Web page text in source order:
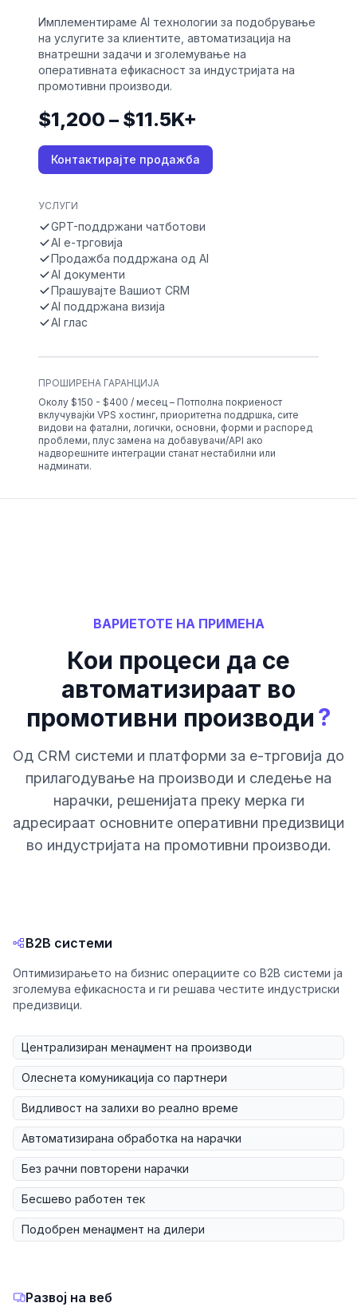
Имплементираме AI технологии за подобрување
на услугите за клиентите, автоматизација на
внатрешни задачи и зголемување на
оперативната ефикасност за индустријата на
промотивни производи.
$1,200 – $11.5K+
Контактирајте продажба
УСЛУГИ
GPT-поддржани чатботови
AI е-трговија
Продажба поддржана од AI
AI документи
Прашувајте Вашиот CRM
AI поддржана визија
AI глас
ПРОШИРЕНА ГАРАНЦИЈА
Околу $150 - $400 / месец – Потполна покриеност
вклучувајќи VPS хостинг, приоритетна поддршка, сите
видови на фатални, логички, основни, форми и распоред
проблеми, плус замена на добавувачи/API ако
надворешните интеграции станат нестабилни или
надминати.
ВАРИЕТОТЕ НА ПРИМЕНА
Кои процеси да се
автоматизираат во
промотивни производи?
Од CRM системи и платформи за е-трговија до
прилагодување на производи и следење на
нарачки, решенијата преку мерка ги
адресираат основните оперативни предизвици
во индустријата на промотивни производи.
B2B системи
Оптимизирањето на бизнис операциите со B2B системи ја
зголемува ефикасноста и ги решава честите индустриски
предизвици.
Централизиран менаџмент на производи
Олеснета комуникација со партнери
Видливост на залихи во реално време
Автоматизирана обработка на нарачки
Без рачни повторени нарачки
Бесшево работен тек
Подобрен менаџмент на дилери
Развој на веб